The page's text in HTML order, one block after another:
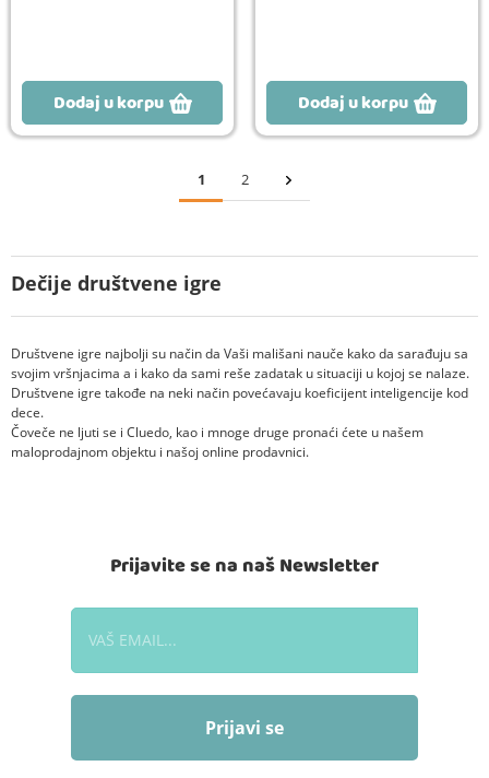
Dečije društvene igre
Društvene igre najbolji su način da Vaši mališani nauče kako da sarađuju sa
svojim vršnjacima a i kako da sami reše zadatak u situaciji u kojoj se nalaze.
Društvene igre takođe na neki način povećavaju koeficijent inteligencije kod
dece.
Čoveče ne ljuti se i Cluedo, kao i mnoge druge pronaći ćete u našem
maloprodajnom objektu i našoj online prodavnici.
Dodaj u korpu Dodaj u korpu
1 2
Prijavite se na naš Newsletter
Prijavi se